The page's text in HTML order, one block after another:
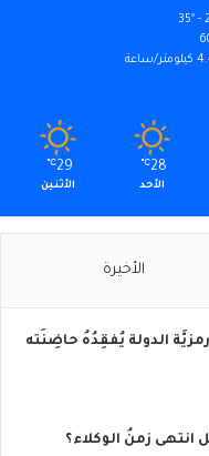
ساعة
28
℃
الأحد
29
℃
الأثنين
الأخيرة
الدولة يُفقِدُهُ حاضِنَته
انتهى زمنُ الوكلاء؟